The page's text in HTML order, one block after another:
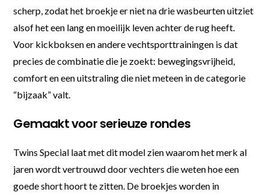
scherp, zodat het broekje er niet na drie wasbeurten uitziet
alsof het een lang en moeilijk leven achter de rug heeft.
Voor kickboksen en andere vechtsporttrainingen is dat
precies de combinatie die je zoekt: bewegingsvrijheid,
comfort en een uitstraling die niet meteen in de categorie
“bijzaak” valt.
Gemaakt voor serieuze rondes
Twins Special laat met dit model zien waarom het merk al
jaren wordt vertrouwd door vechters die weten hoe een
goede short hoort te zitten. De broekjes worden in